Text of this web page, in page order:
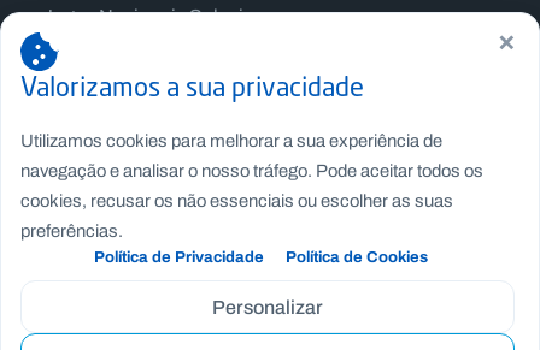
Jogos Nacionais Salesianos
×
Valorizamos a sua privacidade
Utilizamos cookies para melhorar a sua experiência de
navegação e analisar o nosso tráfego. Pode aceitar todos os
cookies, recusar os não essenciais ou escolher as suas
preferências.
Política de Privacidade Política de Cookies
Personalizar